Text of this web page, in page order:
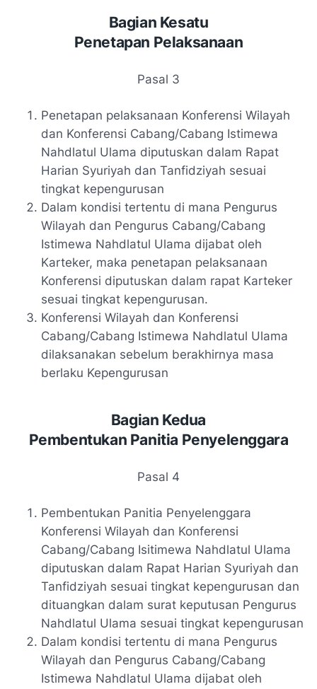
Bagian Kesatu
Penetapan Pelaksanaan
Pasal 3
Penetapan pelaksanaan Konferensi Wilayah
dan Konferensi Cabang/Cabang Istimewa
Nahdlatul Ulama diputuskan dalam Rapat
Harian Syuriyah dan Tanfidziyah sesuai
tingkat kepengurusan
Dalam kondisi tertentu di mana Pengurus
Wilayah dan Pengurus Cabang/Cabang
Istimewa Nahdlatul Ulama dijabat oleh
Karteker, maka penetapan pelaksanaan
Konferensi diputuskan dalam rapat Karteker
sesuai tingkat kepengurusan.
Konferensi Wilayah dan Konferensi
Cabang/Cabang Istimewa Nahdlatul Ulama
dilaksanakan sebelum berakhirnya masa
berlaku Kepengurusan
Bagian Kedua
Pembentukan Panitia Penyelenggara
Pasal 4
Pembentukan Panitia Penyelenggara
Konferensi Wilayah dan Konferensi
Cabang/Cabang Isitimewa Nahdlatul Ulama
diputuskan dalam Rapat Harian Syuriyah dan
Tanfidziyah sesuai tingkat kepengurusan dan
dituangkan dalam surat keputusan Pengurus
Nahdlatul Ulama sesuai tingkat kepengurusan
Dalam kondisi tertentu di mana Pengurus
Wilayah dan Pengurus Cabang/Cabang
Istimewa Nahdlatul Ulama dijabat oleh